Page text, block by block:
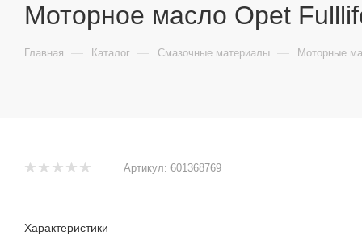
Моторное масло Opet
Главная — Каталог — Смазочные материалы — Моторные
Артикул: 601368769
Характеристики